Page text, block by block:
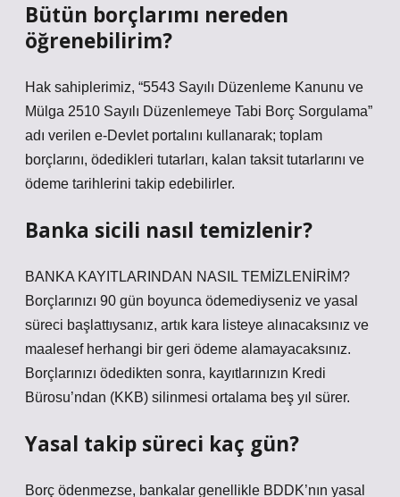
Bütün borçlarımı nereden
öğrenebilirim?
Hak sahiplerimiz, “5543 Sayılı Düzenleme Kanunu ve
Mülga 2510 Sayılı Düzenlemeye Tabi Borç Sorgulama”
adı verilen e-Devlet portalını kullanarak; toplam
borçlarını, ödedikleri tutarları, kalan taksit tutarlarını ve
ödeme tarihlerini takip edebilirler.
Banka sicili nasıl temizlenir?
BANKA KAYITLARINDAN NASIL TEMİZLENİRİM?
Borçlarınızı 90 gün boyunca ödemediyseniz ve yasal
süreci başlattıysanız, artık kara listeye alınacaksınız ve
maalesef herhangi bir geri ödeme alamayacaksınız.
Borçlarınızı ödedikten sonra, kayıtlarınızın Kredi
Bürosu’ndan (KKB) silinmesi ortalama beş yıl sürer.
Yasal takip süreci kaç gün?
Borç ödenmezse, bankalar genellikle BDDK’nın yasal